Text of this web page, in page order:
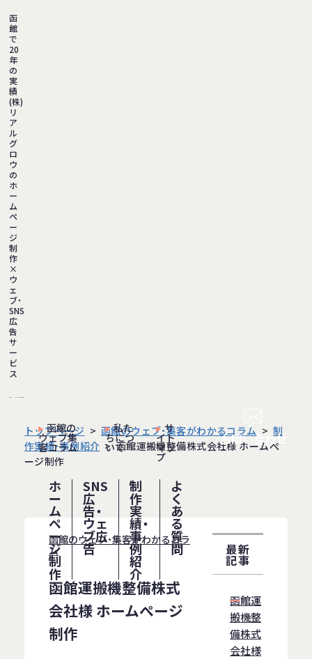
函
館
で
20
年
の
実
績
(株)
リ
ア
ル
グ
ロ
ウ
の
ホ
ー
ム
ペ
ー
ジ
制
作
×
ウ
ェ
ブ・
SNS
広
告
サ
ー
ビ
ス
ホ
ー
ム
ペ
ー
ジ
制
作
SNS
広
告・
ウェ
ブ広
告
制
作
実
績・
事
例
紹
介
よ
く
あ
る
質
問
函館の
ウェブ集
客コラム
私た
ちにつ
いて
サ
イト
マッ
プ
お問い合わせ
トップページ 函館のウェブ・集客がわかるコラム
制
作実績・事例紹介
函館運搬機整備株式会社様 ホームぺ
ージ制作
函館のウェブ・集客がわかるコラ
ム
函館運搬機整備株式
会社様 ホームぺージ
制作
最新
記事
函館運
搬機整
備株式
会社様